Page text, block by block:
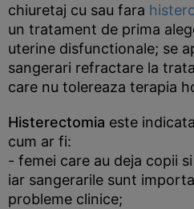
chiuretaj cu sau fara
un tratament de prima
uterine disfunctionale; se
sangerari refractare la
care nu tolereaza terapia
Histerectomia este
cum ar fi:
- femei care au deja copii
iar sangerarile sunt
probleme clinice;